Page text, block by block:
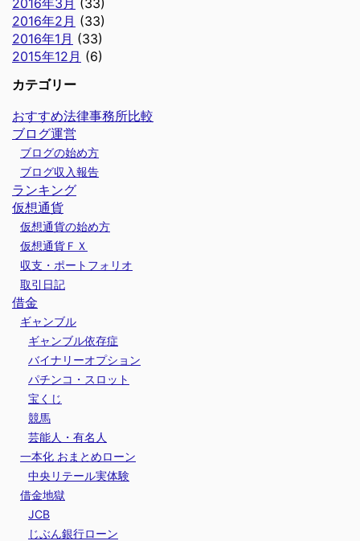
2016年2月 (33)
2016年1月 (33)
2015年12月 (6)
カテゴリー
おすすめ法律事務所比較
ブログ運営
ブログの始め方
ブログ収入報告
ランキング
仮想通貨
仮想通貨の始め方
仮想通貨ＦＸ
収支・ポートフォリオ
取引日記
借金
ギャンブル
ギャンブル依存症
バイナリーオプション
パチンコ・スロット
宝くじ
競馬
芸能人・有名人
一本化 おまとめローン
中央リテール実体験
借金地獄
JCB
じぶん銀行ローン